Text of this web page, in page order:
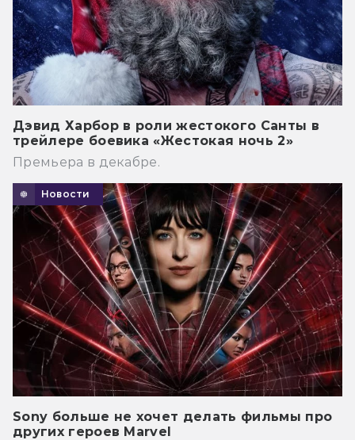
Дэвид Харбор в роли жестокого Санты в
трейлере боевика «Жестокая ночь 2»
Премьера в декабре.
Новости
Sony больше не хочет делать фильмы про
других героев Marvel